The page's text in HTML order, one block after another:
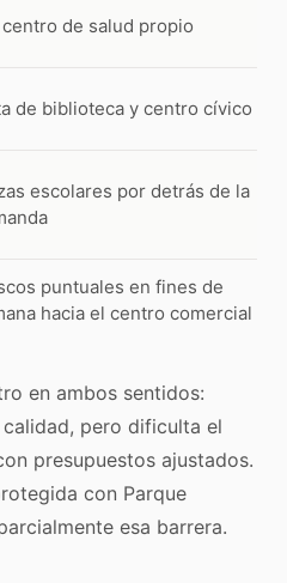
de salud propio
de biblioteca y centro cívico
escolares por detrás de la
puntuales en fines de
hacia el centro comercial
en ambos sentidos:
pero dificulta el
presupuestos ajustados.
con Parque
esa barrera.